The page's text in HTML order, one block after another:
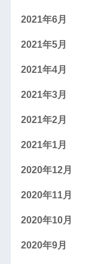
2021年6月
2021年5月
2021年4月
2021年3月
2021年2月
2021年1月
2020年12月
2020年11月
2020年10月
2020年9月